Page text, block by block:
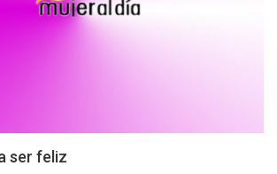
ser feliz